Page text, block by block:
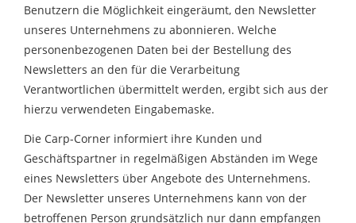
Benutzern die Möglichkeit eingeräumt, den Newsletter
unseres Unternehmens zu abonnieren. Welche
personenbezogenen Daten bei der Bestellung des
Newsletters an den für die Verarbeitung
Verantwortlichen übermittelt werden, ergibt sich aus der
hierzu verwendeten Eingabemaske.
Die Carp-Corner informiert ihre Kunden und
Geschäftspartner in regelmäßigen Abständen im Wege
eines Newsletters über Angebote des Unternehmens.
Der Newsletter unseres Unternehmens kann von der
betroffenen Person grundsätzlich nur dann empfangen